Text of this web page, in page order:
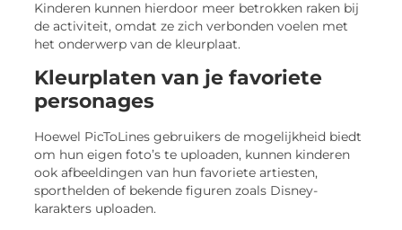
Kinderen kunnen hierdoor meer betrokken raken bij
de activiteit, omdat ze zich verbonden voelen met
het onderwerp van de kleurplaat.
Kleurplaten van je favoriete
personages
Hoewel PicToLines gebruikers de mogelijkheid biedt
om hun eigen foto’s te uploaden, kunnen kinderen
ook afbeeldingen van hun favoriete artiesten,
sporthelden of bekende figuren zoals Disney-
karakters uploaden.